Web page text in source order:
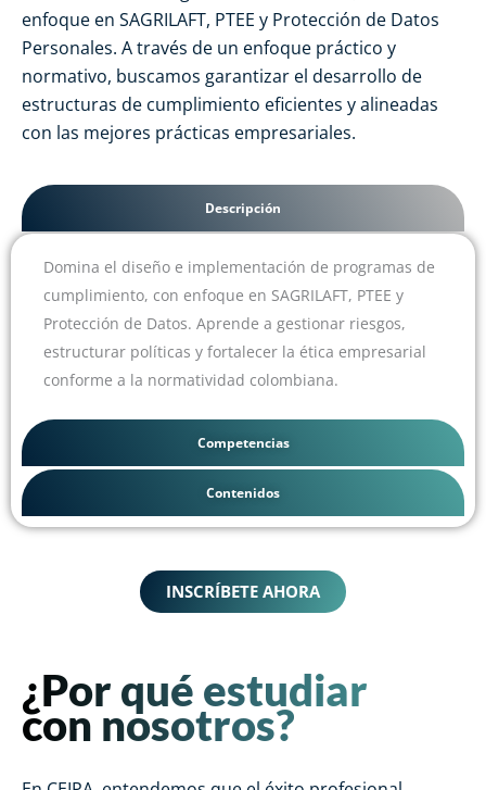
enfoque en SAGRILAFT, PTEE y Protección de Datos
Personales. A través de un enfoque práctico y
normativo, buscamos garantizar el desarrollo de
estructuras de cumplimiento eficientes y alineadas
con las mejores prácticas empresariales.
Descripción
Competencias
Contenidos
Domina el diseño e implementación de programas de
cumplimiento, con enfoque en SAGRILAFT, PTEE y
Protección de Datos. Aprende a gestionar riesgos,
estructurar políticas y fortalecer la ética empresarial
conforme a la normatividad colombiana.
INSCRÍBETE AHORA
¿Por qué estudiar
con nosotros?